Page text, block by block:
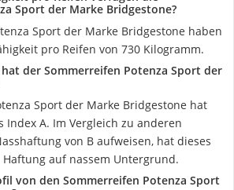
Sport der Marke Bridgestone?
Sport der Marke Bridgestone haben
pro Reifen von 730 Kilogramm.
der Sommerreifen Potenza Sport der
Sport der Marke Bridgestone hat
Index A. Im Vergleich zu anderen
von B aufweisen, hat dieses
auf nassem Untergrund.
von den Sommerreifen Potenza Sport